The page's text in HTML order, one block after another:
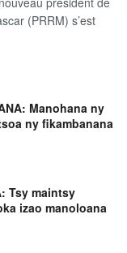
(PRRM) s’est
Manohana ny
ny fikambanana
Tsy maintsy
izao manoloana